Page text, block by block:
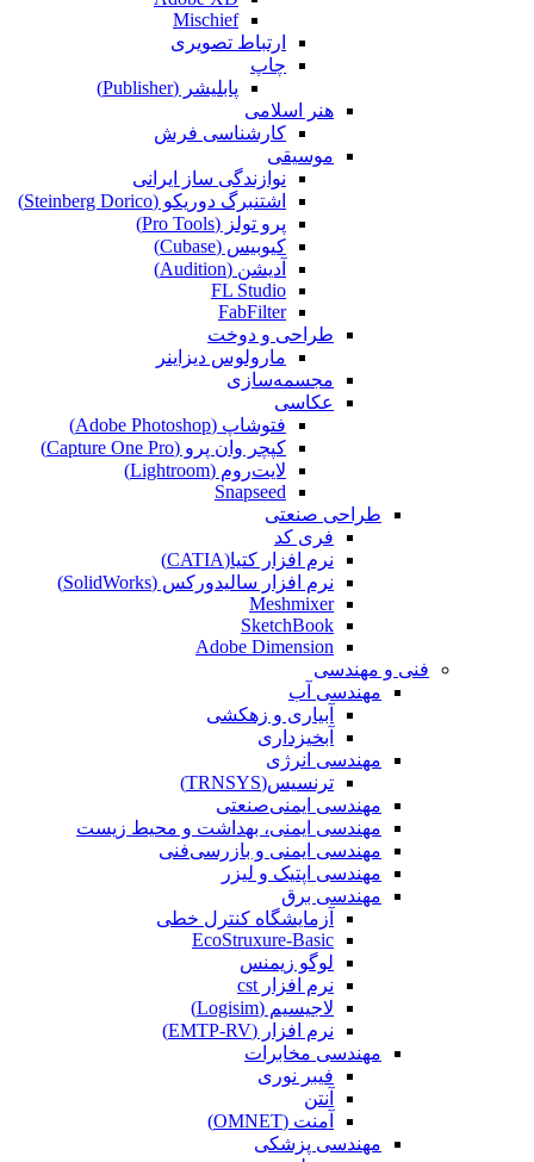
Mischief
ارتباط تصویری
چاپ
پابلیشر (Publisher)
هنر اسلامی
کارشناسی فرش
موسیقی
نوازندگی ساز ایرانی
اشتنبرگ دوریکو (Steinberg Dorico)
پرو تولز (Pro Tools)
کیوبیس (Cubase‎)
آدیشن (Audition)
FL Studio
FabFilter
طراحی و دوخت
مارولوس دیزاینر
مجسمه‌سازی‌
عکاسی
فتوشاپ (Adobe Photoshop)
کپچر وان پرو (Capture One Pro)
لایت‌روم (Lightroom)
Snapseed
طراحی صنعتی
فری کد
نرم افزار کتیا(CATIA)
نرم افزار سالیدورکس (SolidWorks)
Meshmixer
SketchBook
Adobe Dimension
فنی و مهندسی
مهندسی آب
آبیاری و زهکشی
آبخیزداری
مهندسی انرژی
ترنسیس(TRNSYS)
مهندسی ایمنی‌صنعتی
مهندسی ایمنی، بهداشت و محیط زیست
مهندسی ایمنی‌ و‌ بازرسی‌فنی
مهندسی اپتیک و لیزر
مهندسی برق
آزمایشگاه کنترل خطی
EcoStruxure-Basic
لوگو زیمنس
نرم افزار cst
لاجیسیم (Logisim)
نرم افزار (EMTP-RV)
مهندسی مخابرات
فیبر نوری
آنتن
آمنت (OMNET)
مهندسی پزشکی